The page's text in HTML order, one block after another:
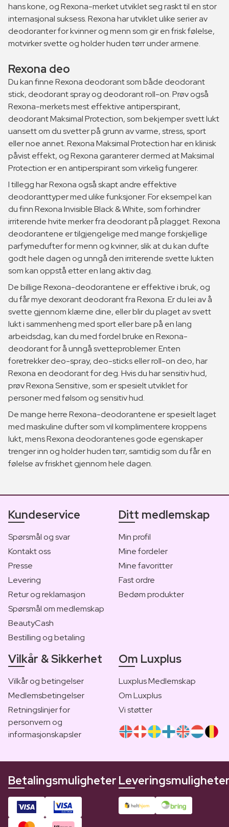
hans kone, og Rexona-merket utviklet seg raskt til en stor
internasjonal suksess. Rexona har utviklet ulike serier av
deodoranter for kvinner og menn som gir en frisk følelse,
motvirker svette og holder huden tørr under armene.
Rexona deo
Du kan finne Rexona deodorant som både deodorant
stick, deodorant spray og deodorant roll-on. Prøv også
Rexona-merkets mest effektive antiperspirant,
deodorant Maksimal Protection, som bekjemper svett lukt
uansett om du svetter på grunn av varme, stress, sport
eller noe annet. Rexona Maksimal Protection har en klinisk
påvist effekt, og Rexona garanterer dermed at Maksimal
Protection er en antiperspirant som virkelig fungerer.
I tillegg har Rexona også skapt andre effektive
deodoranttyper med ulike funksjoner. For eksempel kan
du finn Rexona Invisible Black & White, som forhindrer
irriterende hvite merker fra deodorant på plagget. Rexona
deodorantene er tilgjengelige med mange forskjellige
parfymedufter for menn og kvinner, slik at du kan dufte
godt hele dagen og unngå den irriterende svette lukten
som kan oppstå etter en lang aktiv dag.
De billige Rexona-deodorantene er effektive i bruk, og
du får mye dexorant deodorant fra Rexona. Er du lei av å
svette gjennom klærne dine, eller blir du plaget av svett
lukt i sammenheng med sport eller bare på en lang
arbeidsdag, kan du med fordel bruke en Rexona-
deodorant for å unngå svetteproblemer. Enten
foretrekker deo-spray, deo-sticks eller roll-on deo, har
Rexona en deodorant for deg. Hvis du har sensitiv hud,
prøv Rexona Sensitive, som er spesielt utviklet for
personer med følsom og sensitiv hud.
De mange herre Rexona-deodorantene er spesielt laget
med maskuline dufter som vil komplimentere kroppens
lukt, mens Rexona deodorantenes gode egenskaper
trenger inn og holder huden tørr, samtidig som du får en
følelse av friskhet gjennom hele dagen.
Kundeservice
Spørsmål og svar
Kontakt oss
Presse
Levering
Retur og reklamasjon
Spørsmål om medlemskap
BeautyCash
Bestilling og betaling
Ditt medlemskap
Min profil
Mine fordeler
Mine favoritter
Fast ordre
Bedøm produkter
Vilkår & Sikkerhet
Vilkår og betingelser
Medlemsbetingelser
Retningslinjer for
personvern og
informasjonskapsler
Om Luxplus
Luxplus Medlemskap
Om Luxplus
Vi støtter
Betalingsmuligheter